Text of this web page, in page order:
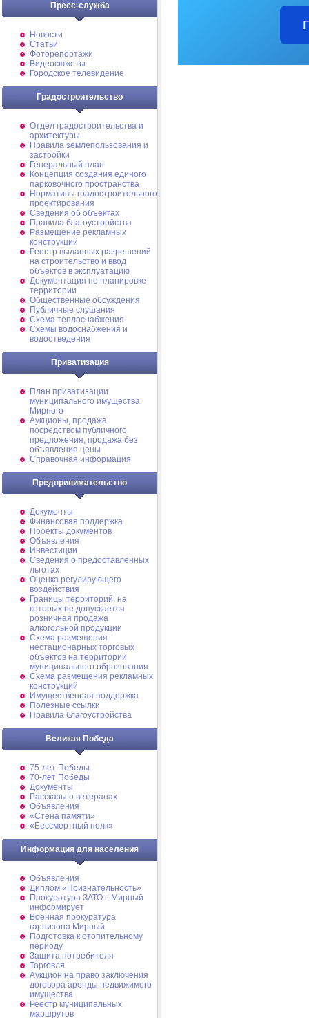
Пресс-служба
Новости
Статьи
Фоторепортажи
Видеосюжеты
Городское телевидение
Градостроительство
Отдел градостроительства и
архитектуры
Правила землепользования и
застройки
Генеральный план
Концепция создания единого
парковочного пространства
Нормативы градостроительного
проектирования
Сведения об объектах
Правила благоустройства
Размещение рекламных
конструкций
Реестр выданных разрешений
на строительство и ввод
объектов в эксплуатацию
Документация по планировке
территории
Общественные обсуждения
Публичные слушания
Схема теплоснабжения
Схемы водоснабжения и
водоотведения
Приватизация
План приватизации
муниципального имущества
Мирного
Аукционы, продажа
посредством публичного
предложения, продажа без
объявления цены
Справочная информация
Предпринимательство
Документы
Финансовая поддержка
Проекты документов
Объявления
Инвестиции
Сведения о предоставленных
льготах
Оценка регулирующего
воздействия
Границы территорий, на
которых не допускается
розничная продажа
алкогольной продукции
Схема размещения
нестационарных торговых
объектов на территории
муниципального образования
Схема размещения рекламных
конструкций
Имущественная поддержка
Полезные ссылки
Правила благоустройства
Великая Победа
75-лет Победы
70-лет Победы
Документы
Рассказы о ветеранах
Объявления
«Стена памяти»
«Бессмертный полк»
Информация для населения
Объявления
Диплом «Признательность»
Прокуратура ЗАТО г. Мирный
информирует
Военная прокуратура
гарнизона Мирный
Подготовка к отопительному
периоду
Защита потребителя
Торговля
Аукцион на право заключения
договора аренды недвижимого
имущества
Реестр муниципальных
маршрутов